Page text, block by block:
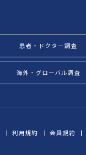
患者・ドクター調査
海外・グローバル調査
利用規約 会員規約